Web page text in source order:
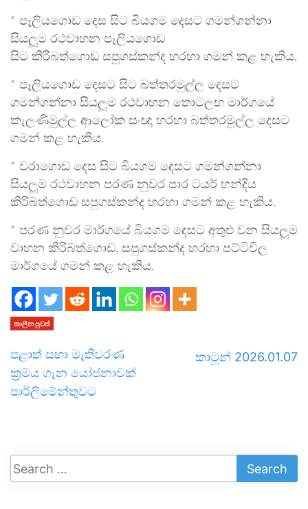
* පෑලියගොඩ දෙස සිට බියගම දෙසට ගමන්ගන්නා
සියලූම රථවාහන පෑලියගොඩ
සිට කිරිබත්ගොඩ සපුගස්කන්ද හරහා ගමන් කළ හැකිය.
* පෑලියගොඩ දෙසට සිට බත්තරමුල්ල දෙසට
ගමන්ගන්නා සියලූම රථවාහන තොටලඟ මාර්ගයේ
කැලණිමුල්ල ආලෝක සංඥා හරහා බත්තරමුල්ල දෙසට
ගමන් කළ හැකිය.
* වරාගොඩ දෙස සිට බියගම දෙසට ගමන්ගන්නා
සියලූම රථවාහන පරණ නුවර පාර ටයර් හන්දිය
කිරිබත්ගොඩ සපුගස්කන්ද හරහා ගමන් කළ හැකිය.
* පරණ නුවර මාර්ගයේ බියගම දෙසට අතුළු වන සියලූම
වාහන කිරිබත්ගොඩ, සපුගස්කන්ද හරහා පට්ටිවිල
මාර්ගයේ ගමන් කළ හැකිය.
කාලීන පුවත්
පළාත් සභා මැතිවරණ
ක්‍රමය ගැන යෝජනාවක්
පාර්ලිමේන්තුවට
කාටූන් 2026.01.07